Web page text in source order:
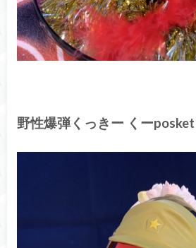
野性爆弾くっきー くーposket